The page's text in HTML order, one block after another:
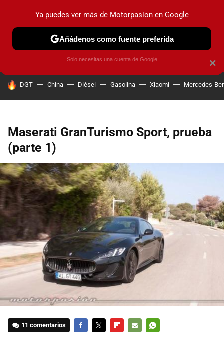
PRUEBAS COCHES ELÉCTRICOS OBSERVATORIO
HOY SE HABLA DE
DGT China Diésel Gasolina Xiaomi Mercedes-
Maserati GranTurismo Sport, prueba
(parte 1)
11 comentarios
×
Ya puedes ver más de Motorpasion en Google
Añádenos como fuente preferida
Solo necesitas una cuenta de Google